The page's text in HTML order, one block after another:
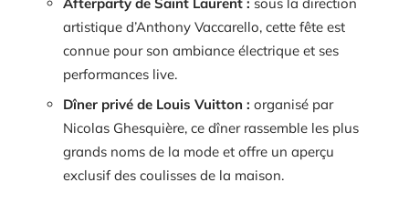
artistique d’Anthony Vaccarello, cette fête est
connue pour son ambiance électrique et ses
performances live.
Dîner privé de Louis Vuitton : organisé par
Nicolas Ghesquière, ce dîner rassemble les plus
grands noms de la mode et offre un aperçu
exclusif des coulisses de la maison.